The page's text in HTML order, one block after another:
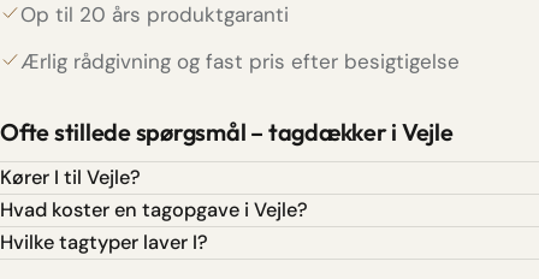
Op til 20 års produktgaranti
Ærlig rådgivning og fast pris efter besigtigelse
Ofte stillede spørgsmål – tagdækker i Vejle
Kører I til Vejle?
Hvad koster en tagopgave i Vejle?
Hvilke tagtyper laver I?